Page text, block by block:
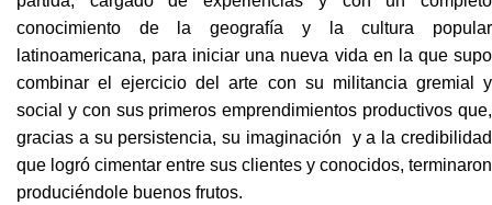
conocimiento de la geografía y la cultura popular
latinoamericana, para iniciar una nueva vida en la que supo
combinar el ejercicio del arte con su militancia gremial y
social y con sus primeros emprendimientos productivos que,
gracias a su persistencia, su imaginación y a la credibilidad
que logró cimentar entre sus clientes y conocidos, terminaron
produciéndole buenos frutos.